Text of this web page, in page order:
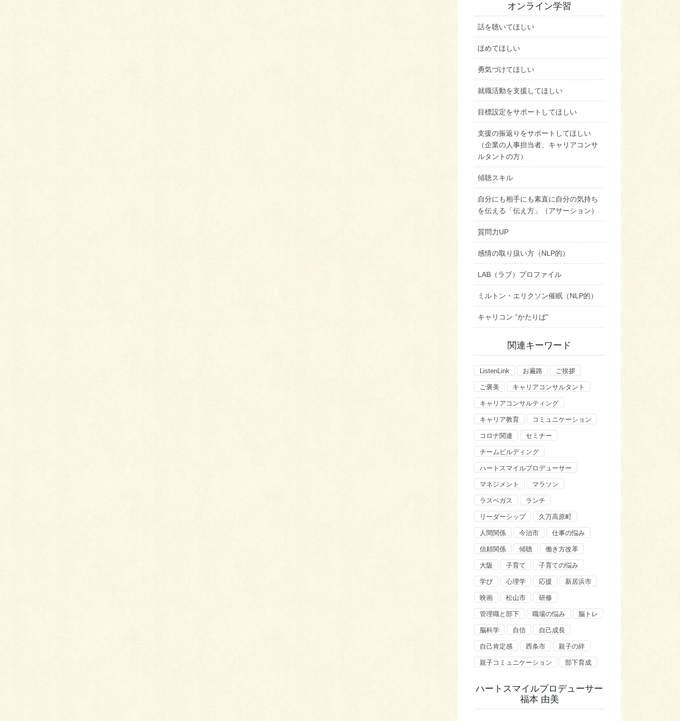
オンライン学習
話を聴いてほしい
ほめてほしい
勇気づけてほしい
就職活動を支援してほしい
目標設定をサポートしてほしい
支援の振返りをサポートしてほしい
（企業の人事担当者、キャリアコンサ
ルタントの方）
傾聴スキル
自分にも相手にも素直に自分の気持ち
を伝える「伝え方」（アサーション）
質問力UP
感情の取り扱い方（NLP的）
LAB（ラブ）プロファイル
ミルトン・エリクソン催眠（NLP的）
キャリコン ”かたりば”
関連キーワード
ListenLink お遍路 ご挨拶
ご褒美 キャリアコンサルタント
キャリアコンサルティング
キャリア教育 コミュニケーション
コロナ関連 セミナー
チームビルディング
ハートスマイルプロデューサー
マネジメント マラソン
ラスベガス ランチ
リーダーシップ 久万高原町
人間関係 今治市 仕事の悩み
信頼関係 傾聴 働き方改革
大阪 子育て 子育ての悩み
学び 心理学 応援 新居浜市
映画 松山市 研修
管理職と部下 職場の悩み 脳トレ
脳科学 自信 自己成長
自己肯定感 西条市 親子の絆
親子コミュニケーション 部下育成
ハートスマイルプロデューサー
福本 由美